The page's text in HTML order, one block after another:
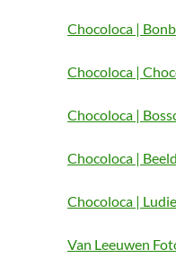
Chocoloca |
Chocoloca |
Chocoloca |
Chocoloca |
Chocoloca |
Van Leeuwen